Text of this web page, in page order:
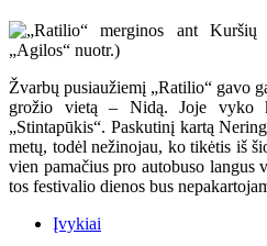
Žvarbų pusiaužiemį „Ratilio“ gavo
grožio vietą – Nidą. Joje vyko
„Stintapūkis“. Paskutinį kartą
metų, todėl nežinojau, ko tikėtis iš
vien pamačius pro autobuso langus
tos festivalio dienos bus
Įvykiai